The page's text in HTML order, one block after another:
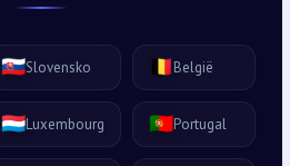
🇸🇰Slovensko 🇧🇪België
🇱🇺Luxembourg 🇵🇹Portugal